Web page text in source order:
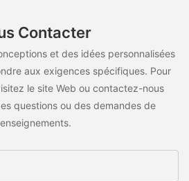
Contacter
et des idées personnalisées
aux exigences spécifiques. Pour
le site Web ou contactez-nous
questions ou des demandes de